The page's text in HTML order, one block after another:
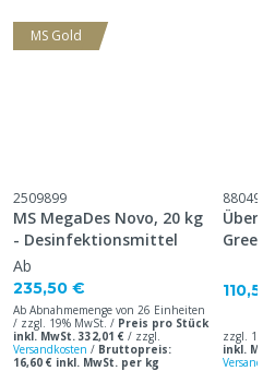
MS Gold
2509899
MS MegaDes Novo, 20 kg
- Desinfektionsmittel
Ab
235,50 €
Ab Abnahmemenge von 26 Einheiten
/ zzgl. 19% MwSt. / Preis pro Stück
inkl. MwSt. 332,01 € / zzgl.
Versandkosten / Bruttopreis:
16,60 € inkl. MwSt. per kg
8804959
zzgl.
inkl.